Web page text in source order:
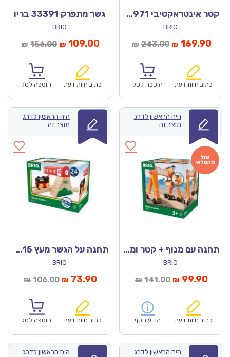
קטר אינטראקטיבי 33971 – בריו
BRIO
₪ 243.00המחיר
₪243.00.
₪ 169.90
כתוב חוות דעת הוספה לסל
גשר מתפרק 33391 בריו
BRIO
₪ 156.00המחיר
₪156.00.
₪ 109.00המחיר
₪109.00.
כתוב חוות דעת הוספה לסל
היה הראשון לדרג
מוצר זה
תחנה עם מנוף + קטר ומשא מעץ 33732 – בריו
BRIO
₪ 141.00המחיר
היה:
₪141.00.
₪ 99.90
כתוב חוות דעת מידע נוסף
היה הראשון לדרג
מוצר זה
תחנה על הגשר מעץ 33615 בריו
BRIO
₪ 106.00המחיר
היה:
₪106.00.
₪ 73.90המחיר
כתוב חוות דעת הוספה לסל
היה הראשון לדרג
היה הראשון לדרג